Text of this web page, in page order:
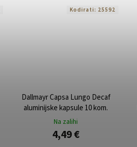
Dallmayr Capsa Lungo Decaf
aluminijske kapsule 10 kom.
Na zalihi
4,49 €
Kodirati: 25592